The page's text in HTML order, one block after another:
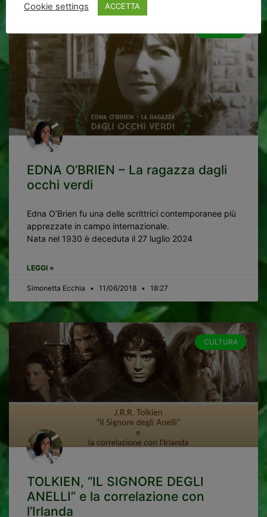
EDNA O’BRIEN – La ragazza dagli
occhi verdi
Edna O’Brien fu una delle scrittrici contemporanee più
apprezzate in campo internazionale.
Nata nel 1930 è deceduta il 27 luglio 2024
LEGGI »
Simonetta Ecchia 11/06/2018 18:27
CULTURA
TOLKIEN, “IL SIGNORE DEGLI
ANELLI” e la correlazione con
l’Irlanda
Cookie settings ACCETTA